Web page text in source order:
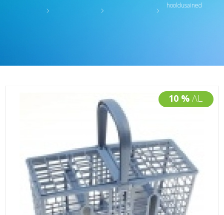
hooldusained
10 % AL.